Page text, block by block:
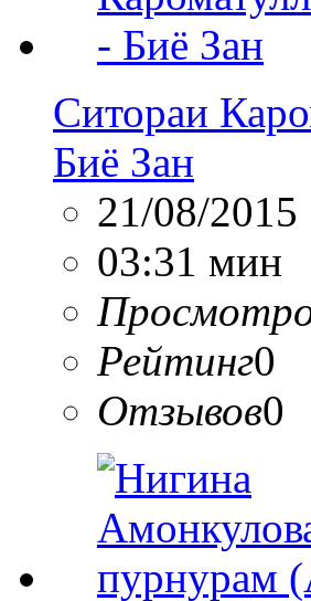
Ситораи
Биё Зан
21/08/2015
03:31 мин
Рейтинг0
Отзывов0